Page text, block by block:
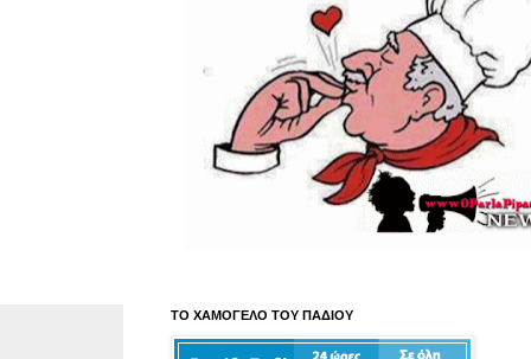
ΤΟ ΧΑΜΟΓΕΛΟ ΤΟΥ ΠΑΔΙΟΥ